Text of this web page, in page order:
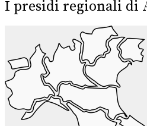
I presidi regionali di